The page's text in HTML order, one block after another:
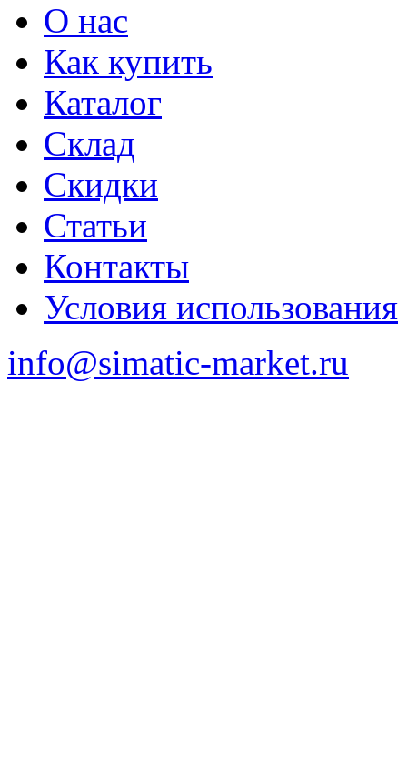
О нас
Как купить
Каталог
Склад
Скидки
Статьи
Контакты
Условия использования
info@simatic-market.ru